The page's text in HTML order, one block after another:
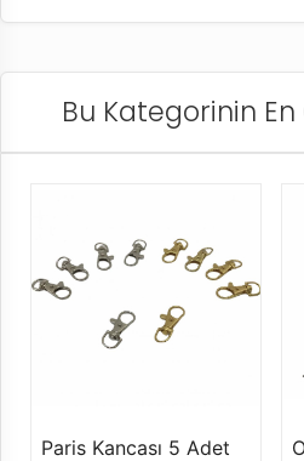
Bu Kategorinin En
Paris Kancası 5 Adet